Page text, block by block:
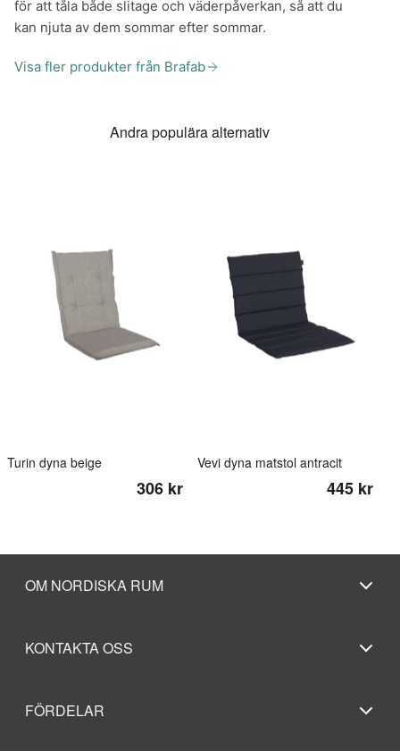
för att tåla både slitage och väderpåverkan, så att du
kan njuta av dem sommar efter sommar.
Visa fler produkter från Brafab
Andra populära alternativ
Turin dyna beige
306 kr
Vevi dyna matstol antracit
445 kr
OM NORDISKA RUM
KONTAKTA OSS
FÖRDELAR